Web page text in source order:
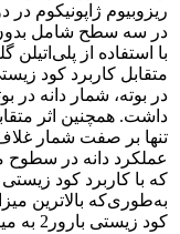
ریزوبیوم ژاپونیکوم
در سه سطح شامل بدون
در بوته، شمار دانه در
تنها بر صفت شمار
به‌طوری‌که بالاترین